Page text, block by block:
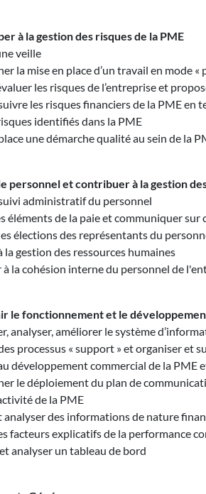
à la gestion des risques de la PME
veille
la mise en place d’un travail en mode «
les risques de l’entreprise et
les risques financiers de la PME en
identifiés dans la PME
une démarche qualité au sein de la
personnel et contribuer à la gestion
administratif du personnel
éléments de la paie et communiquer sur
élections des représentants du
la gestion des ressources humaines
la cohésion interne du personnel de
le fonctionnement et le
analyser, améliorer le système
processus « support » et organiser et
développement commercial de la PME
le déploiement du plan de
de la PME
analyser des informations de nature
facteurs explicatifs de la performance
analyser un tableau de bord